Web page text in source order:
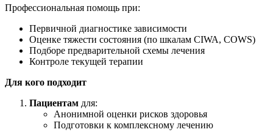
Профессиональная помощь при:
Первичной диагностике зависимости
Оценке тяжести состояния (по шкалам CIWA, COWS)
Подборе предварительной схемы лечения
Контроле текущей терапии
Для кого подходит
Пациентам для:
Анонимной оценки рисков здоровья
Подготовки к комплексному лечению